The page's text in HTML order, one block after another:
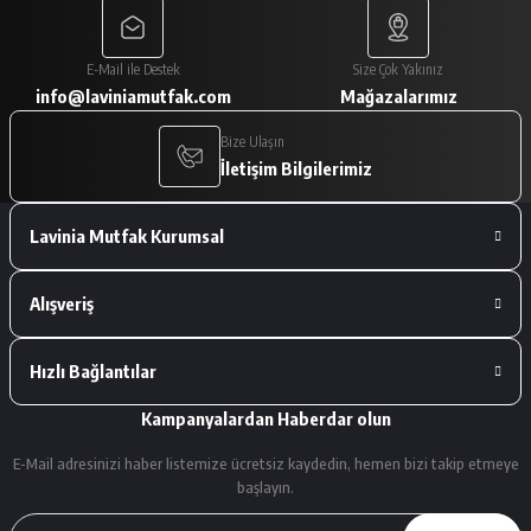
Paketleme çok iyiydi. Ürünler tam
istediğimiz gibiydi.
A... V... | 29/01/2026
Deneyimini Paylaş
E-Mail ile Destek
info@laviniamutfak.com
Size Çok Yakınız
Mağazalarımız
Bize Ulaşın
İletişim Bilgilerimiz
Lavinia Mutfak Kurumsal
Alışveriş
Hızlı Bağlantılar
Kampanyalardan Haberdar olun
E-Mail adresinizi haber listemize ücretsiz kaydedin, hemen bizi takip etmeye
başlayın.